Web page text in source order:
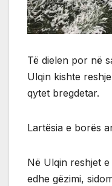
Të dielen por në
Ulqin kishte
qytet bregdetar.
Lartësia e borës
Në Ulqin reshjet
edhe gëzimi,